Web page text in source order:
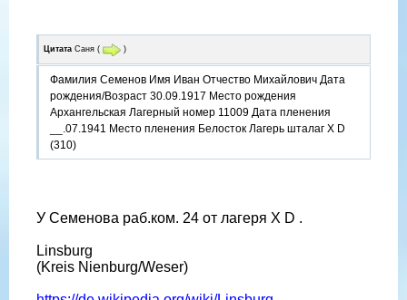
Цитата Саня ( )
Фамилия Семенов Имя Иван Отчество Михайлович Дата
рождения/Возраст 30.09.1917 Место рождения
Архангельская Лагерный номер 11009 Дата пленения
__.07.1941 Место пленения Белосток Лагерь шталаг X D
(310)
У Семенова раб.ком. 24 от лагеря X D .
Linsburg
(Kreis Nienburg/Weser)